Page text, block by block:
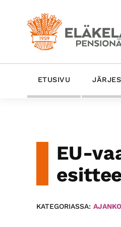
ensisijaiseen
valikkoon
pääsisältöön
ensisijaiseen
sivupalkkiin
alatunnisteeseen
Eläkeläiset
Ry
Rf
Eläkeläiset
on
etujärjestö
yhdessä­
Edistämme
ETUSIVU
EU-
KATEGORIASSA: